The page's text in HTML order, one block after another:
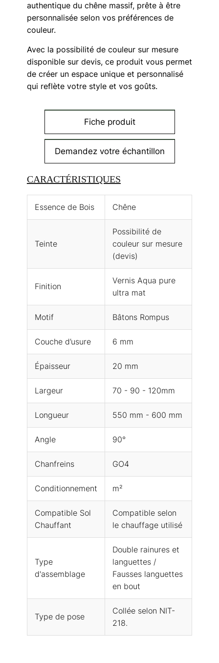
authentique du chêne massif, prête à être
personnalisée selon vos préférences de
couleur.
Avec la possibilité de couleur sur mesure
disponible sur devis, ce produit vous permet
de créer un espace unique et personnalisé
qui reflète votre style et vos goûts.
Fiche produit
Demandez votre échantillon
CARACTÉRISTIQUES
Essence de Bois Chêne
Teinte
Possibilité de
couleur sur mesure
(devis)
Finition
Vernis Aqua pure
ultra mat
Motif Bâtons Rompus
Couche d’usure 6 mm
Épaisseur 20 mm
Largeur 70 - 90 - 120mm
Longueur 550 mm - 600 mm
Angle 90°
Chanfreins GO4
Conditionnement m²
Compatible Sol
Chauffant
Compatible selon
le chauffage utilisé
Type
d'assemblage
Double rainures et
languettes /
Fausses languettes
en bout
Type de pose
Collée selon NIT-
218.